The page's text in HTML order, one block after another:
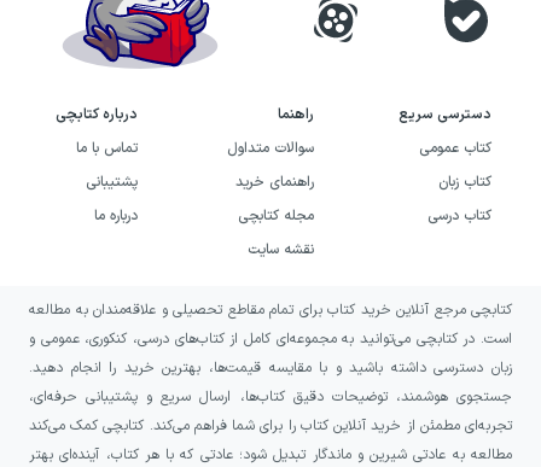
دسترسی سریع
کتاب عمومی
کتاب زبان
کتاب درسی
راهنما
سوالات متداول
راهنمای خرید
مجله کتابچی
نقشه سایت
درباره کتابچی
تماس با ما
پشتیبانی
درباره ما
کتابچی مرجع آنلاین خرید کتاب برای تمام مقاطع تحصیلی و علاقه‌مندان به مطالعه
است. در کتابچی می‌توانید به مجموعه‌ای کامل از کتاب‌های درسی، کنکوری، عمومی و
زبان دسترسی داشته باشید و با مقایسه قیمت‌ها، بهترین خرید را انجام دهید.
جستجوی هوشمند، توضیحات دقیق کتاب‌ها، ارسال سریع و پشتیبانی حرفه‌ای،
تجربه‌ای مطمئن از خرید آنلاین کتاب را برای شما فراهم می‌کند. کتابچی کمک می‌کند
مطالعه به عادتی شیرین و ماندگار تبدیل شود؛ عادتی که با هر کتاب، آینده‌ای بهتر